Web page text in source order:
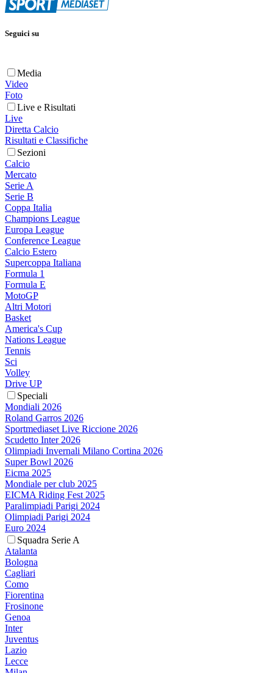
Seguici su
Media
Video
Foto
Live e Risultati
Live
Diretta Calcio
Risultati e Classifiche
Sezioni
Calcio
Mercato
Serie A
Serie B
Coppa Italia
Champions League
Europa League
Conference League
Calcio Estero
Supercoppa Italiana
Formula 1
Formula E
MotoGP
Altri Motori
Basket
America's Cup
Nations League
Tennis
Sci
Volley
Drive UP
Speciali
Mondiali 2026
Roland Garros 2026
Sportmediaset Live Riccione 2026
Scudetto Inter 2026
Olimpiadi Invernali Milano Cortina 2026
Super Bowl 2026
Eicma 2025
Mondiale per club 2025
EICMA Riding Fest 2025
Paralimpiadi Parigi 2024
Olimpiadi Parigi 2024
Euro 2024
Squadra Serie A
Atalanta
Bologna
Cagliari
Como
Fiorentina
Frosinone
Genoa
Inter
Juventus
Lazio
Lecce